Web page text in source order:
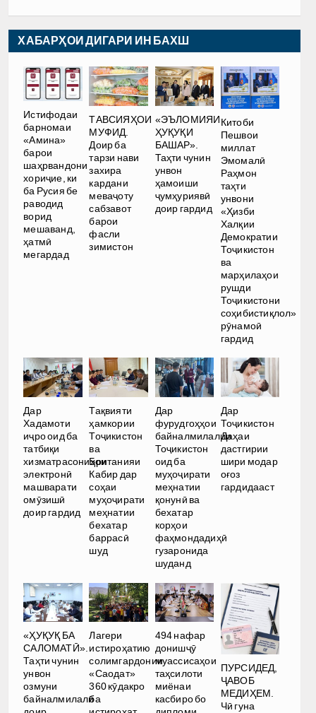
ХАБАРҲОИ ДИГАРИ ИН БАХШ
Истифодаи
барномаи
«Амина»
барои
шаҳрвандони
хориҷие, ки
ба Русия бе
раводид
ворид
мешаванд,
ҳатмӣ
мегардад
ТАВСИЯҲОИ
МУФИД.
Доир ба
тарзи нави
захира
кардани
меваҷоту
сабзавот
барои
фасли
зимистон
«ЭЪЛОМИЯИ
ҲУҚУҚИ
БАШАР».
Таҳти чунин
унвон
ҳамоиши
ҷумҳуриявӣ
доир гардид
Китоби
Пешвои
миллат
Эмомалӣ
Раҳмон
таҳти
унвони
«Ҳизби
Халқии
Демократии
Тоҷикистон
ва
марҳилаҳои
рушди
Тоҷикистони
соҳибистиқлол»
рӯнамоӣ
гардид
Дар
Хадамоти
иҷро оид ба
татбиқи
хизматрасониҳои
электронӣ
машварати
омӯзишӣ
доир гардид
Тақвияти
ҳамкории
Тоҷикистон
ва
Британияи
Кабир дар
соҳаи
муҳоҷирати
меҳнатии
бехатар
баррасӣ
шуд
Дар
фурудгоҳҳои
байналмилалии
Тоҷикистон
оид ба
муҳоҷирати
меҳнатии
қонунӣ ва
бехатар
корҳои
фаҳмондадиҳӣ
гузаронида
шуданд
Дар
Тоҷикистон
Даҳаи
дастгирии
шири модар
оғоз
гардидааст
«ҲУҚУҚ БА
САЛОМАТӢ».
Таҳти чунин
унвон
озмуни
байналмилалӣ
Лагери
истироҳатию
солимгардонии
«Саодат»
360 кӯдакро
ба
494 нафар
донишҷӯ
муассисаҳои
таҳсилоти
миёнаи
касбиро бо
ПУРСИДЕД,
ҶАВОБ
МЕДИҲЕМ.
Чӣ гуна